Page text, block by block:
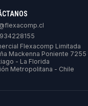
Flexacomp Limitada
Mackenna Poniente 7255
- La Florida
Metropolitana - Chile